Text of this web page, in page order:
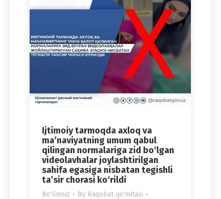
Ijtimoiy tarmoqda axloq va
ma’naviyatning umum qabul
qilingan normalariga zid bo‘lgan
videolavhalar joylashtirilgan
sahifa egasiga nisbatan tegishli
ta’sir chorasi ko‘rildi
Bo'limsiz By Raqobat qo'mitasi